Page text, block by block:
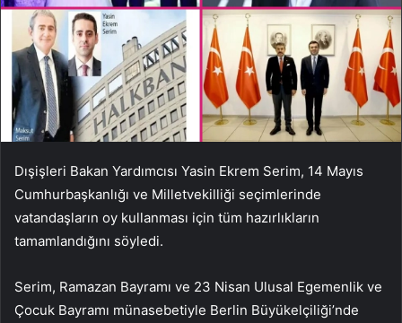
Dışişleri Bakan Yardımcısı Yasin Ekrem Serim, 14 Mayıs
Cumhurbaşkanlığı ve Milletvekilliği seçimlerinde
vatandaşların oy kullanması için tüm hazırlıkların
tamamlandığını söyledi.
Serim, Ramazan Bayramı ve 23 Nisan Ulusal Egemenlik ve
Çocuk Bayramı münasebetiyle Berlin Büyükelçiliği’nde